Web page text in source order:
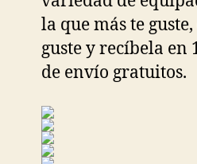
la que más te
guste y recíbela en
de envío gratuitos.